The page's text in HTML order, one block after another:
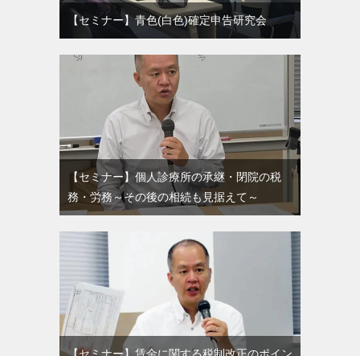
【セミナー】青色(白色)確定申告研究会
【セミナー】個人診療所の承継・閉院の税
務・労務～その後の相続も見据えて～
【セミナー】賃金に関する税制改正のポイン